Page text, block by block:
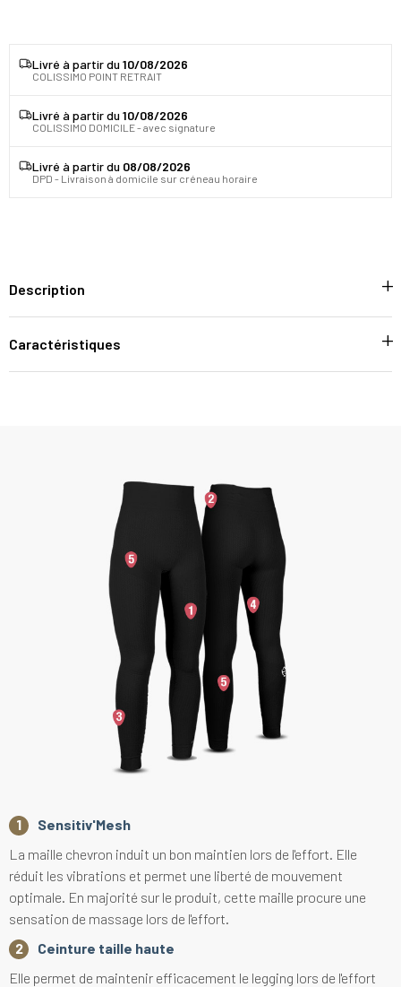
Livré à partir du 10/08/2026
COLISSIMO POINT RETRAIT
Livré à partir du 10/08/2026
COLISSIMO DOMICILE - avec signature
Livré à partir du 08/08/2026
DPD - Livraison à domicile sur créneau horaire
Description
Caractéristiques
Sensitiv'Mesh
La maille chevron induit un bon maintien lors de l'effort. Elle
réduit les vibrations et permet une liberté de mouvement
optimale. En majorité sur le produit, cette maille procure une
sensation de massage lors de l'effort.
Ceinture taille haute
Elle permet de maintenir efficacement le legging lors de l'effort